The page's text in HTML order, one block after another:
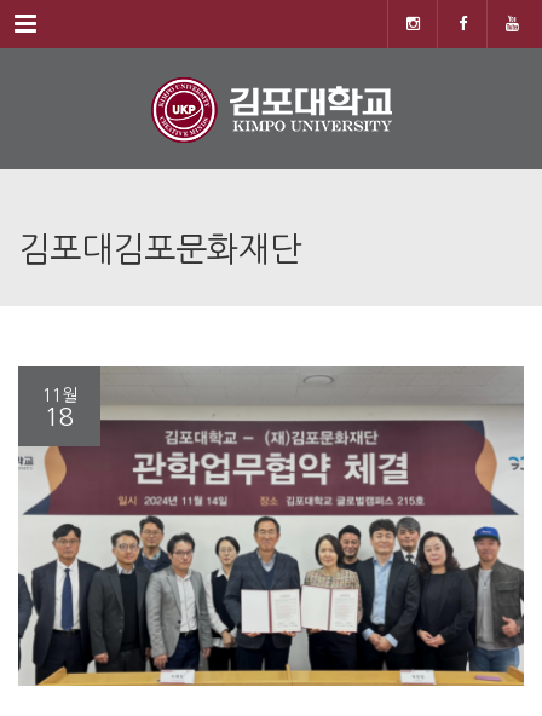
Menu
김포대김포문화재단
11월
18